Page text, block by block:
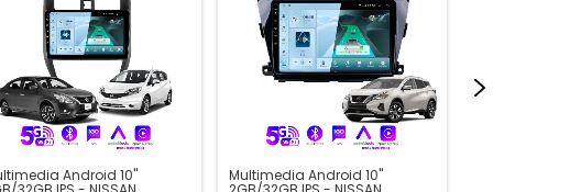
Android 10" Multimedia Android 10"